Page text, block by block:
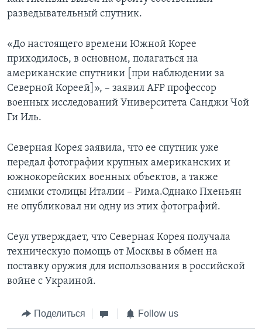
разведывательный спутник.
«До настоящего времени Южной Корее
приходилось, в основном, полагаться на
американские спутники [при наблюдении за
Северной Кореей]», – заявил AFP профессор
военных исследований Университета Санджи Чой
Ги Иль.
Северная Корея заявила, что ее спутник уже
передал фотографии крупных американских и
южнокорейских военных объектов, а также
снимки столицы Италии – Рима.Однако Пхеньян
не опубликовал ни одну из этих фотографий.
Сеул утверждает, что Северная Корея получала
техническую помощь от Москвы в обмен на
поставку оружия для использования в российской
войне с Украиной.
Поделиться Follow us